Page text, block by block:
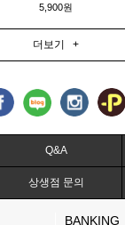
5,900원
더보기 +
Q&A
상생점 문의
BANKING